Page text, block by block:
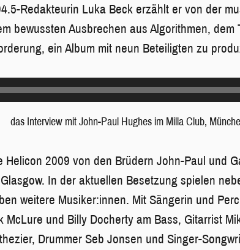
Redakteurin Luka Beck erzählt er von der
bewussten Ausbrechen aus Algorithmen,
ein Album mit neun Beteiligten zu
das Interview mit John-Paul Hughes im Milla Club,
Helicon 2009 von den Brüdern John-Paul und
In der aktuellen Besetzung spielen
weitere Musiker:innen. Mit Sängerin und
McLure und Billy Docherty am Bass, Gitarrist
Drummer Seb Jonsen und Singer-